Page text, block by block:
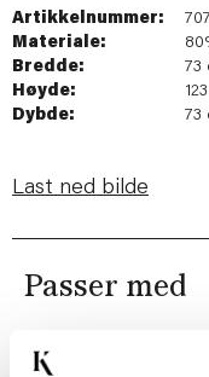
Artikkelnummer:
Materiale:
Bredde:
73
Høyde:
Dybde:
73
Last ned bilde
Passer med